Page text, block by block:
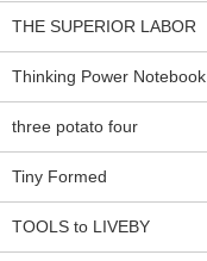
THE SUPERIOR LABOR
Thinking Power Notebook
three potato four
Tiny Formed
TOOLS to LIVEBY